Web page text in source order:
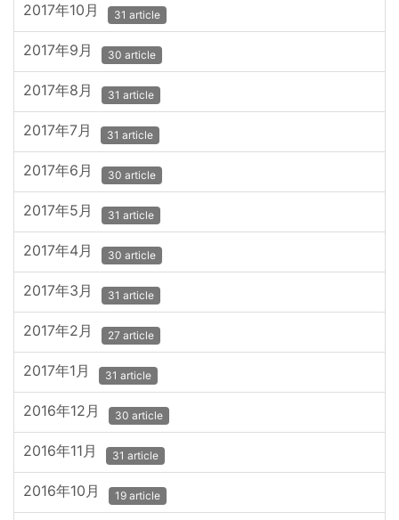
2017年10月 31 article
2017年9月 30 article
2017年8月 31 article
2017年7月 31 article
2017年6月 30 article
2017年5月 31 article
2017年4月 30 article
2017年3月 31 article
2017年2月 27 article
2017年1月 31 article
2016年12月 30 article
2016年11月 31 article
2016年10月 19 article